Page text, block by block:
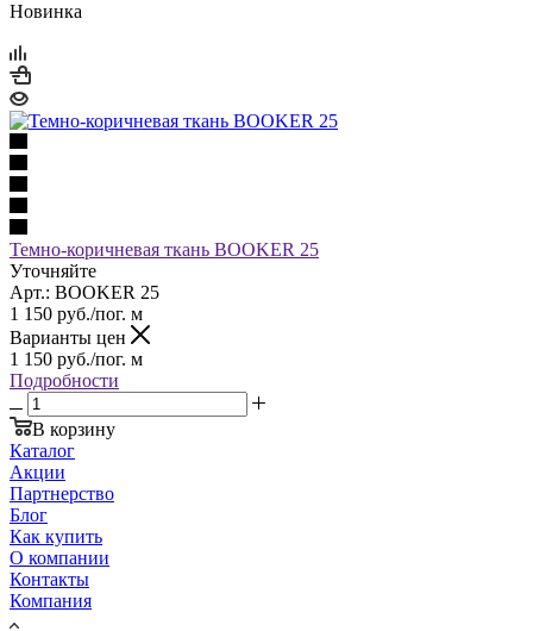
Новинка
Темно-коричневая ткань BOOKER 25
Уточняйте
Арт.: BOOKER 25
1 150 руб./пог. м
Варианты цен
1 150 руб./пог. м
Подробности
В корзину
Каталог
Акции
Партнерство
Блог
Как купить
О компании
Контакты
Компания